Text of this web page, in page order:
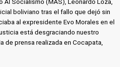
Al Socialismo (MAS), Leonardo Loza,
boliviano tras el fallo que dejó sin
al expresidente Evo Morales en el
está desgraciando nuestro
de prensa realizada en Cocapata,